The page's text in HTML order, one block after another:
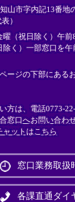
山市字内記13番地
）
曜（祝日除く）午
除く）一部窓口を
ージの下部にある
方は、電話0773-
窓口へお問い合わ
ャットはこちら
窓口業務取扱
各課直通ダイ